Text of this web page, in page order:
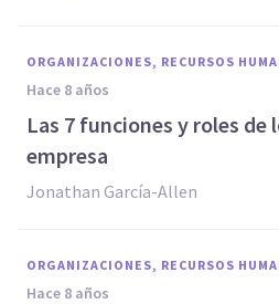
ORGANIZACIONES, RECURSOS
hace 8 años
​Las 7 funciones y roles de
empresa
Jonathan García-Allen
ORGANIZACIONES, RECURSOS
hace 8 años